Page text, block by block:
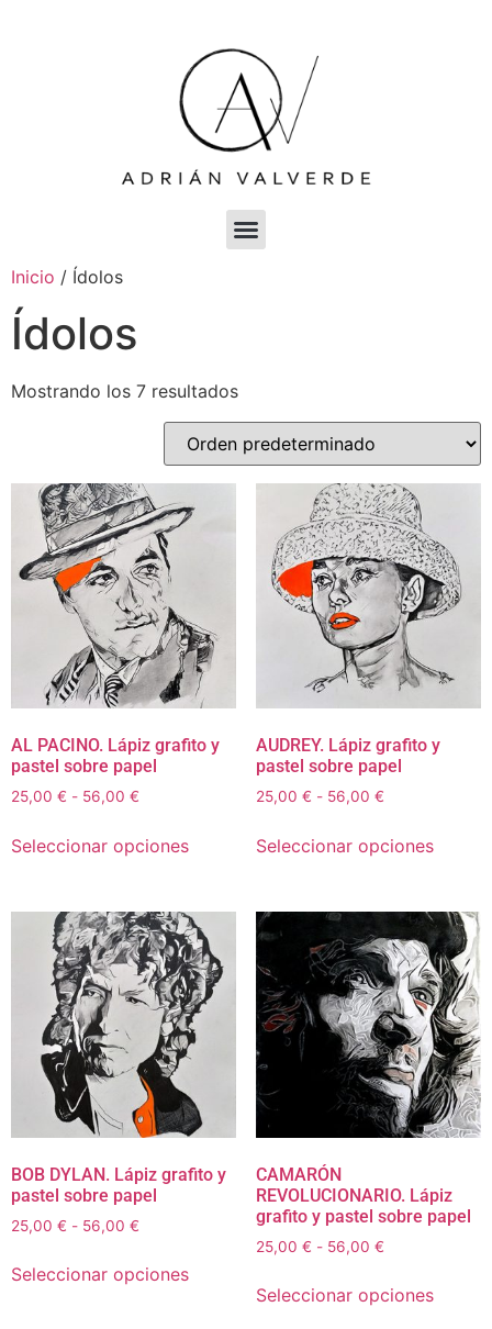
Inicio / Ídolos
Ídolos
Mostrando los 7 resultados
AL PACINO. Lápiz grafito y
pastel sobre papel
25,00 € - 56,00 €
Seleccionar opciones
AUDREY. Lápiz grafito y
pastel sobre papel
25,00 € - 56,00 €
Seleccionar opciones
BOB DYLAN. Lápiz grafito y
pastel sobre papel
25,00 € - 56,00 €
Seleccionar opciones
CAMARÓN
REVOLUCIONARIO. Lápiz
grafito y pastel sobre papel
25,00 € - 56,00 €
Seleccionar opciones